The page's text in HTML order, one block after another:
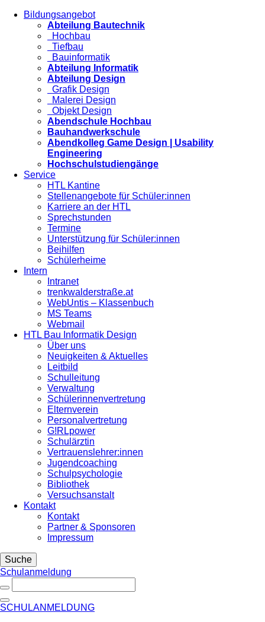
Bildungsangebot
Abteilung Bautechnik
Hochbau
Tiefbau
Bauinformatik
Abteilung Informatik
Abteilung Design
Grafik Design
Malerei Design
Objekt Design
Abendschule Hochbau
Bauhandwerkschule
Abendkolleg Game Design | Usability
Engineering
Hochschulstudiengänge
Service
HTL Kantine
Stellenangebote für Schüler:innen
Karriere an der HTL
Sprechstunden
Termine
Unterstützung für Schüler:innen
Beihilfen
Schülerheime
Intern
Intranet
trenkwalderstraße.at
WebUntis – Klassenbuch
MS Teams
Webmail
HTL Bau Informatik Design
Über uns
Neuigkeiten & Aktuelles
Leitbild
Schulleitung
Verwaltung
Schülerinnenvertretung
Elternverein
Personalvertretung
G!RLpower
Schulärztin
Vertrauenslehrer:innen
Jugendcoaching
Schulpsychologie
Bibliothek
Versuchsanstalt
Kontakt
Kontakt
Partner & Sponsoren
Impressum
Suche
Schulanmeldung
SCHULANMELDUNG